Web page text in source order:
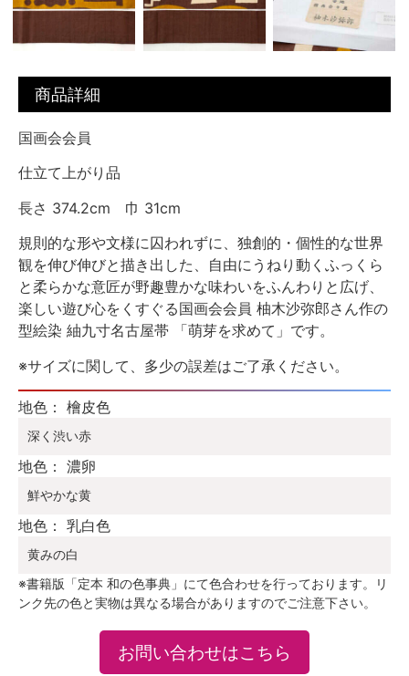
商品詳細
国画会会員
仕立て上がり品
長さ 374.2cm 巾 31cm
規則的な形や文様に囚われずに、独創的・個性的な世界
観を伸び伸びと描き出した、自由にうねり動くふっくら
と柔らかな意匠が野趣豊かな味わいをふんわりと広げ、
楽しい遊び心をくすぐる国画会会員 柚木沙弥郎さん作の
型絵染 紬九寸名古屋帯 「萌芽を求めて」です。
※サイズに関して、多少の誤差はご了承ください。
地色： 檜皮色
深く渋い赤
地色： 濃卵
鮮やかな黄
地色： 乳白色
黄みの白
※書籍版「定本 和の色事典」にて色合わせを行っております。リ
ンク先の色と実物は異なる場合がありますのでご注意下さい。
お問い合わせはこちら